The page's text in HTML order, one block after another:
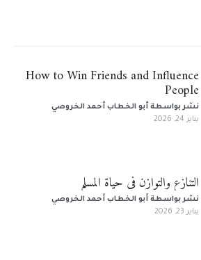
How to Win Friends and Influence
People
نشر بواسطةأبو الخطاب أحمد الخروصي
يناير 24, 2026
التنازع والتوازن في حياة المسلم
نشر بواسطةأبو الخطاب أحمد الخروصي
يناير 23, 2026
تسجيل الدخول للأعضاء